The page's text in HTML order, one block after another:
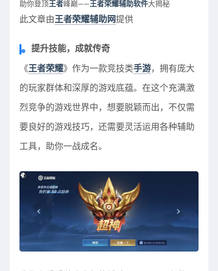
助你登顶 王者峰巅—— 王者荣耀辅助软件大揭秘
此文章由 王者荣耀辅助网提供
提升技能，成就传奇
《王者荣耀》作为一款竞技类手游，拥有庞大
的玩家群体和深厚的游戏底蕴。在这个充满激
烈竞争的游戏世界中，想要脱颖而出，不仅需
要良好的游戏技巧，还需要灵活运用各种辅助
工具，助你一战成名。